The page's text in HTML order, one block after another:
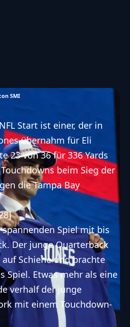
SMI
Start ist einer, der in
übernahm für Eli
23 von 36 für 336 Yards
beim Sieg der
die Tampa Bay
Spiel mit bis
Der junge Quarterback
Schiene und brachte
Spiel. Etwas mehr als eine
verhalf der junge
mit einem Touchdown-